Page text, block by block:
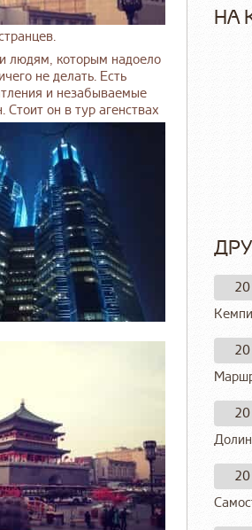
людям, которым надоело
не делать. Есть
и незабываемые
Стоит он в тур агенствах
НА